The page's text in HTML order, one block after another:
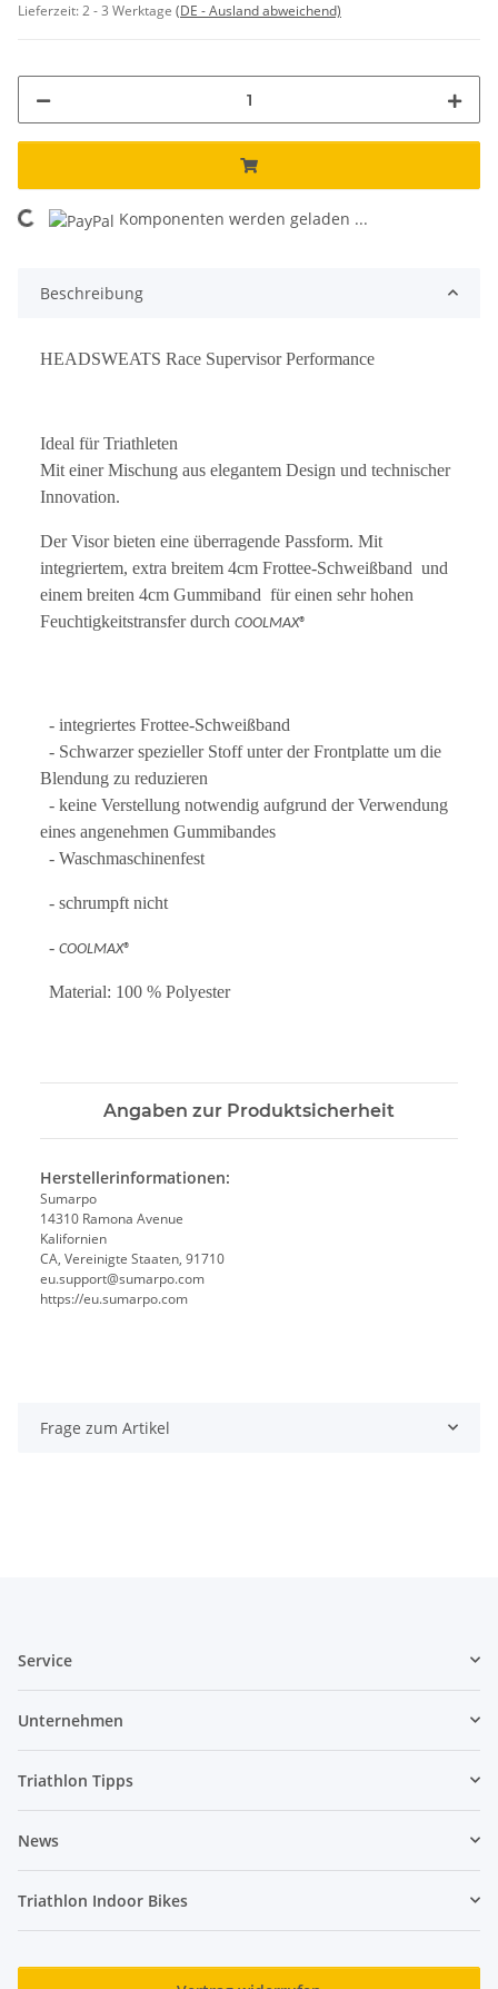
Lieferzeit:2 - 3 Werktage (DE - Ausland abweichend)
Loading... Komponenten werden geladen ...
Beschreibung
HEADSWEATS Race Supervisor Performance
Ideal für Triathleten
Mit einer Mischung aus elegantem Design und technischer
Innovation.
Der Visor bieten eine überragende Passform. Mit
integriertem, extra breitem 4cm Frottee-Schweißband und
einem breiten 4cm Gummiband für einen sehr hohen
Feuchtigkeitstransfer durch COOLMAX®
- integriertes Frottee-Schweißband
- Schwarzer spezieller Stoff unter der Frontplatte um die
Blendung zu reduzieren
- keine Verstellung notwendig aufgrund der Verwendung
eines angenehmen Gummibandes
- Waschmaschinenfest
- schrumpft nicht
- COOLMAX®
Material: 100 % Polyester
Angaben zur Produktsicherheit
Herstellerinformationen:
Sumarpo
14310 Ramona Avenue
Kalifornien
CA, Vereinigte Staaten, 91710
eu.support@sumarpo.com
https://eu.sumarpo.com
Frage zum Artikel
Service
Unternehmen
Triathlon Tipps
News
Triathlon Indoor Bikes